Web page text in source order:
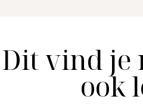
Dit vind je
ook